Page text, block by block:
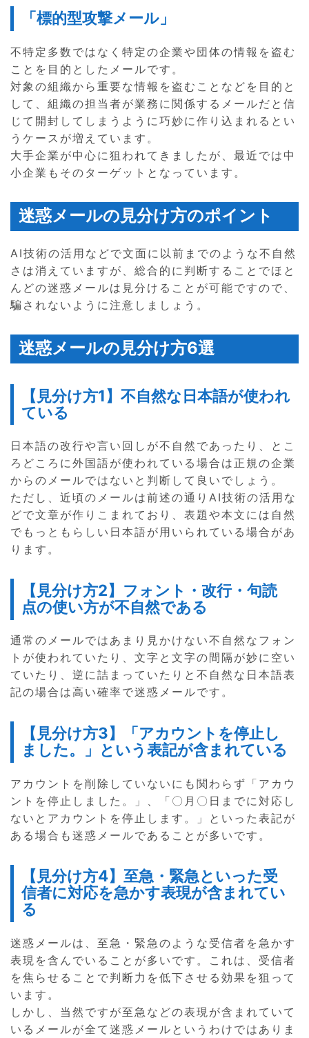
「標的型攻撃メール」
不特定多数ではなく特定の企業や団体の情報を盗む
ことを目的としたメールです。
対象の組織から重要な情報を盗むことなどを目的と
して、組織の担当者が業務に関係するメールだと信
じて開封してしまうように巧妙に作り込まれるとい
うケースが増えています。
大手企業が中心に狙われてきましたが、最近では中
小企業もそのターゲットとなっています。
迷惑メールの見分け方のポイント
AI技術の活用などで文面に以前までのような不自然
さは消えていますが、総合的に判断することでほと
んどの迷惑メールは見分けることが可能ですので、
騙されないように注意しましょう。
迷惑メールの見分け方6選
【見分け方1】不自然な日本語が使われ
ている
日本語の改行や言い回しが不自然であったり、とこ
ろどころに外国語が使われている場合は正規の企業
からのメールではないと判断して良いでしょう。
ただし、近頃のメールは前述の通りAI技術の活用な
どで文章が作りこまれており、表題や本文には自然
でもっともらしい日本語が用いられている場合があ
ります。
【見分け方2】フォント・改行・句読
点の使い方が不自然である
通常のメールではあまり見かけない不自然なフォン
トが使われていたり、文字と文字の間隔が妙に空い
ていたり、逆に詰まっていたりと不自然な日本語表
記の場合は高い確率で迷惑メールです。
【見分け方3】「アカウントを停止し
ました。」という表記が含まれている
アカウントを削除していないにも関わらず「アカウ
ントを停止しました。」、「〇月〇日までに対応し
ないとアカウントを停止します。」といった表記が
ある場合も迷惑メールであることが多いです。
【見分け方4】至急・緊急といった受
信者に対応を急かす表現が含まれてい
る
迷惑メールは、至急・緊急のような受信者を急かす
表現を含んでいることが多いです。これは、受信者
を焦らせることで判断力を低下させる効果を狙って
います。
しかし、当然ですが至急などの表現が含まれていて
いるメールが全て迷惑メールというわけではありま